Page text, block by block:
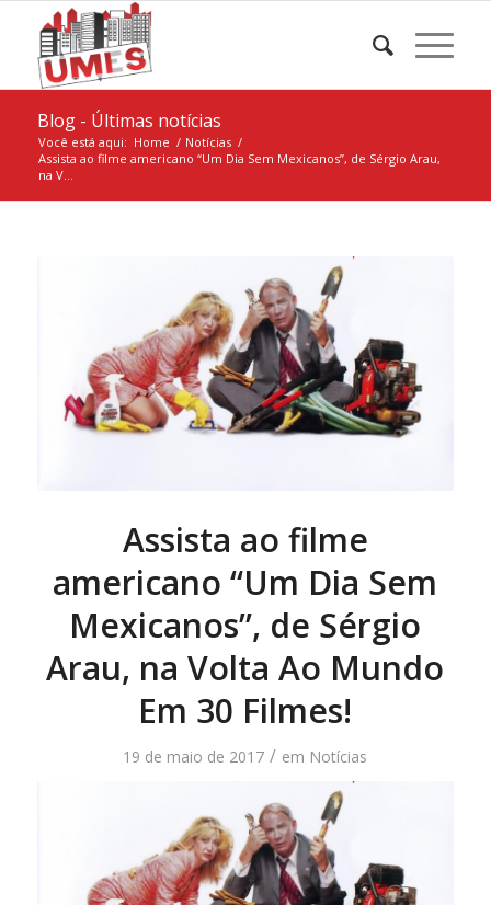
Blog - Últimas notícias
Você está aqui: Home / Notícias /
Assista ao filme americano “Um Dia Sem Mexicanos”, de Sérgio Arau,
na V...
Assista ao filme
americano “Um Dia Sem
Mexicanos”, de Sérgio
Arau, na Volta Ao Mundo
Em 30 Filmes!
19 de maio de 2017 / em Notícias